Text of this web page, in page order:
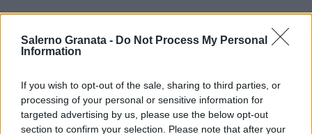
Salerno Granata - Do Not Process My Personal
Information
If you wish to opt-out of the sale, sharing to third parties, or
processing of your personal or sensitive information for
targeted advertising by us, please use the below opt-out
section to confirm your selection. Please note that after your